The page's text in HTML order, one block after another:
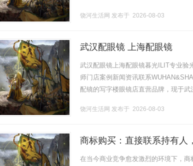
饶河生活网 发布于 2026-08-03
武汉配眼镜 上海配眼镜
武汉配眼镜上海配眼镜暮光ILIT专业验
师门店案例新闻资讯联系
配镜的写字楼眼镜店直营品牌，现于
饶河生活网 发布于 2026-08-03
商标购买：直接联系持有人
在当今商业竞争愈发激烈的环境下，